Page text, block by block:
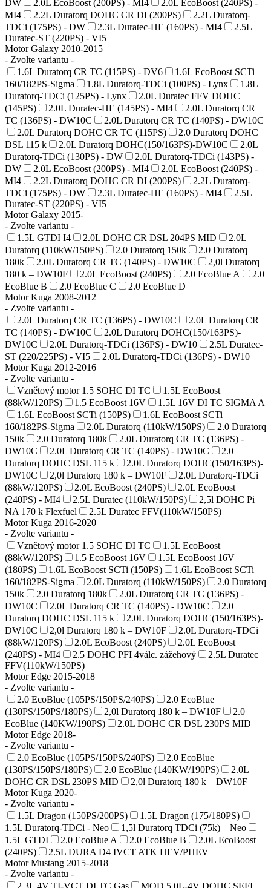
DW
2.0L EcoBoost (200PS) - MI4
2.0L EcoBoost (240PS) -
MI4
2.2L Duratorq DOHC CR DI (200PS)
2.2L Duratorq-
TDCi (175PS) - DW
2.3L Duratec-HE (160PS) - MI4
2.5L
Duratec-ST (220PS) - VI5
Motor Galaxy 2010-2015
- Zvolte variantu -
1.6L Duratorq CR TC (115PS) - DV6
1.6L EcoBoost SCTi
160/182PS-Sigma
1.8L Duratorq-TDCi (100PS) - Lynx
1.8L
Duratorq-TDCi (125PS) - Lynx
2.0L Duratec FFV DOHC
(145PS)
2.0L Duratec-HE (145PS) - MI4
2.0L Duratorq CR
TC (136PS) - DW10C
2.0L Duratorq CR TC (140PS) - DW10C
2.0L Duratorq DOHC CR TC (115PS)
2.0 Duratorq DOHC
DSL 115 k
2.0L Duratorq DOHC(150/163PS)-DW10C
2.0L
Duratorq-TDCi (130PS) - DW
2.0L Duratorq-TDCi (143PS) -
DW
2.0L EcoBoost (200PS) - MI4
2.0L EcoBoost (240PS) -
MI4
2.2L Duratorq DOHC CR DI (200PS)
2.2L Duratorq-
TDCi (175PS) - DW
2.3L Duratec-HE (160PS) - MI4
2.5L
Duratec-ST (220PS) - VI5
Motor Galaxy 2015-
- Zvolte variantu -
1.5L GTDI I4
2.0L DOHC CR DSL 204PS MID
2.0L
Duratorq (110kW/150PS)
2.0 Duratorq 150k
2.0 Duratorq
180k
2.0L Duratorq CR TC (140PS) - DW10C
2,0l Duratorq
180 k – DW10F
2.0L EcoBoost (240PS) 2.0 EcoBlue A
2.0
EcoBlue B
2.0 EcoBlue C
2.0 EcoBlue D
Motor Kuga 2008-2012
- Zvolte variantu -
2.0L Duratorq CR TC (136PS) - DW10C
2.0L Duratorq CR
TC (140PS) - DW10C
2.0L Duratorq DOHC(150/163PS)-
DW10C
2.0L Duratorq-TDCi (136PS) - DW10
2.5L Duratec-
ST (220/225PS) - VI5
2.0L Duratorq-TDCi (136PS) - DW10
Motor Kuga 2012-2016
- Zvolte variantu -
Vznětový motor 1.5 SOHC DI TC
1.5L EcoBoost
(88kW/120PS)
1.5 EcoBoost 16V
1.5L 16V DI TC SIGMA A
1.6L EcoBoost SCTi (150PS)
1.6L EcoBoost SCTi
160/182PS-Sigma
2.0L Duratorq (110kW/150PS)
2.0 Duratorq
150k
2.0 Duratorq 180k
2.0L Duratorq CR TC (136PS) -
DW10C
2.0L Duratorq CR TC (140PS) - DW10C
2.0
Duratorq DOHC DSL 115 k
2.0L Duratorq DOHC(150/163PS)-
DW10C
2,0l Duratorq 180 k – DW10F
2.0L Duratorq-TDCi
(88kW/120PS)
2.0L EcoBoost (240PS)
2.0L EcoBoost
(240PS) - MI4
2.5L Duratec (110kW/150PS)
2,5l DOHC Pi
NA 170 k Flexfuel
2.5L Duratec FFV(110kW/150PS)
Motor Kuga 2016-2020
- Zvolte variantu -
Vznětový motor 1.5 SOHC DI TC
1.5L EcoBoost
(88kW/120PS)
1.5 EcoBoost 16V
1.5L EcoBoost 16V
(180PS)
1.6L EcoBoost SCTi (150PS)
1.6L EcoBoost SCTi
160/182PS-Sigma
2.0L Duratorq (110kW/150PS)
2.0 Duratorq
150k
2.0 Duratorq 180k
2.0L Duratorq CR TC (136PS) -
DW10C
2.0L Duratorq CR TC (140PS) - DW10C
2.0
Duratorq DOHC DSL 115 k
2.0L Duratorq DOHC(150/163PS)-
DW10C
2,0l Duratorq 180 k – DW10F
2.0L Duratorq-TDCi
(88kW/120PS)
2.0L EcoBoost (240PS)
2.0L EcoBoost
(240PS) - MI4
2.5 DOHC PFI 4válc. zážehový
2.5L Duratec
FFV(110kW/150PS)
Motor Edge 2015-2018
- Zvolte variantu -
2.0 EcoBlue (105PS/150PS/240PS)
2.0 EcoBlue
(130PS/150PS/180PS)
2,0l Duratorq 180 k – DW10F
2.0
EcoBlue (140KW/190PS)
2.0L DOHC CR DSL 230PS MID
Motor Edge 2018-
- Zvolte variantu -
2.0 EcoBlue (105PS/150PS/240PS)
2.0 EcoBlue
(130PS/150PS/180PS)
2.0 EcoBlue (140KW/190PS)
2.0L
DOHC CR DSL 230PS MID
2,0l Duratorq 180 k – DW10F
Motor Kuga 2020-
- Zvolte variantu -
1.5L Dragon (150PS/200PS)
1.5L Dragon (175/180PS)
1.5L Duratorq-TDCi - Neo
1,5l Duratorq TDCi (75k) – Neo
1.5L GTDI
2.0 EcoBlue A 2.0 EcoBlue B
2.0L EcoBoost
(240PS)
2.5L DURA D4 IVCT ATK HEV/PHEV
Motor Mustang 2015-2018
- Zvolte variantu -
2.3L 4V TI-VCT DI TC Gas
MOD 5.0L-4V DOHC SEFI